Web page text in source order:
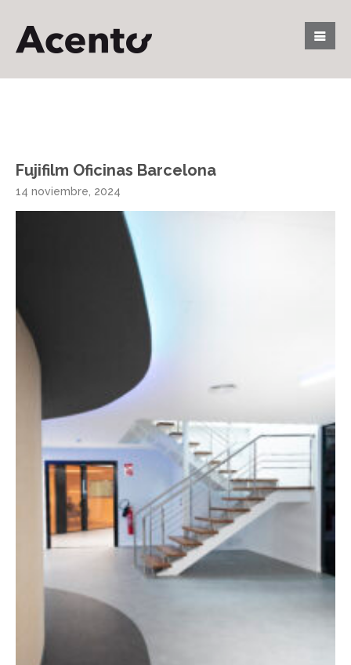
Fujifilm Oficinas Barcelona
14 noviembre, 2024